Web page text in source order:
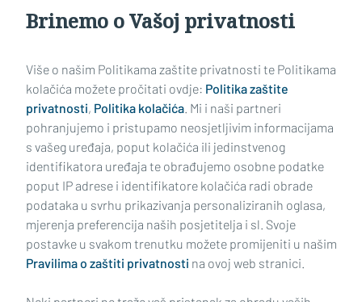
kolika je krv prolivena!'
PRIJE 31 GODINU...
Što se zapravo dogodilo 5. kolovoza
1995. godine?
Impressum Uvjeti korištenja Politika privatnosti
Politika kolačića Kontakt Pritužbe Suradnici
Brinemo o Vašoj privatnosti
Više o našim Politikama zaštite privatnosti te Politikama
kolačića možete pročitati ovdje: Politika zaštite
privatnosti, Politika kolačića. Mi i naši partneri
pohranjujemo i pristupamo neosjetljivim informacijama
s vašeg uređaja, poput kolačića ili jedinstvenog
identifikatora uređaja te obrađujemo osobne podatke
poput IP adrese i identifikatore kolačića radi obrade
podataka u svrhu prikazivanja personaliziranih oglasa,
mjerenja preferencija naših posjetitelja i sl. Svoje
postavke u svakom trenutku možete promijeniti u našim
Pravilima o zaštiti privatnosti na ovoj web stranici.